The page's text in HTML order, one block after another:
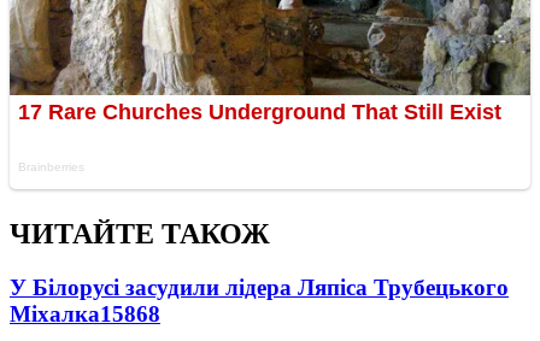
ЧИТАЙТЕ ТАКОЖ
У Білорусі засудили лідера Ляпіса Трубецького
Міхалка15868